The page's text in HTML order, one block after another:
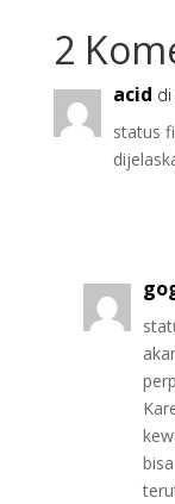
2
acid
status